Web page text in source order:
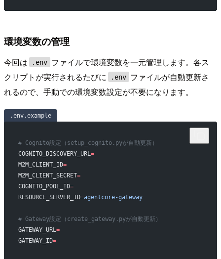
環境変数の管理
今回は .env ファイルで環境変数を一元管理します。各ス
クリプトが実行されるたびに
.env ファイルが自動更新さ
れるので、手動での環境変数設定が不要になります。
.env.example
# Cognito設定（setup_cognito.pyが自動更新）
COGNITO_DISCOVERY_URL=
M2M_CLIENT_ID=
M2M_CLIENT_SECRET=
COGNITO_POOL_ID=
RESOURCE_SERVER_ID=agentcore-gateway
# Gateway設定（create_gateway.pyが自動更新）
GATEWAY_URL=
GATEWAY_ID=